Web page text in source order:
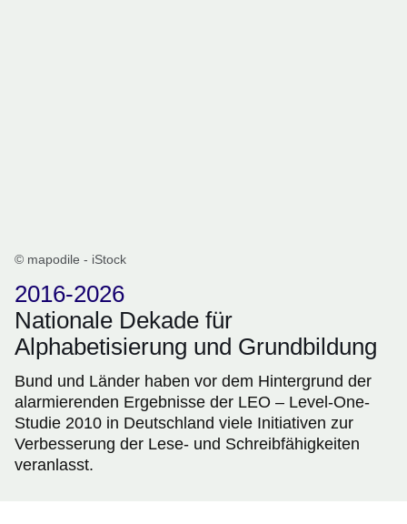
© mapodile - iStock
2016-2026
Nationale Dekade für
Alphabetisierung und Grundbildung
Bund und Länder haben vor dem Hintergrund der
alarmierenden Ergebnisse der LEO – Level-One-
Studie 2010 in Deutschland viele Initiativen zur
Verbesserung der Lese- und Schreibfähigkeiten
veranlasst.